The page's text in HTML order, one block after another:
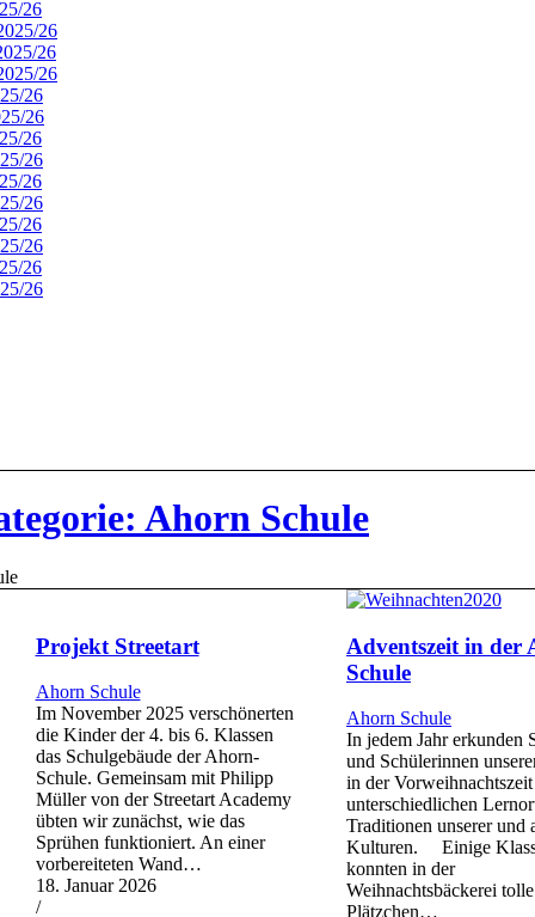
26
26
26
26
26
26
26
26
26
26
26
26
26
26
Ahorn Schule
Projekt Streetart
Ahorn Schule
Im November 2025 verschönerten
die Kinder der 4. bis 6. Klassen
das Schulgebäude der Ahorn-
Schule. Gemeinsam mit Philipp
Müller von der Streetart Academy
übten wir zunächst, wie das
Sprühen funktioniert. An einer
vorbereiteten Wand…
18. Januar 2026
/
Adventszeit in der
Schule
Ahorn Schule
In jedem Jahr erkunden
und Schülerinnen
in der
unterschiedlichen
Traditionen unserer und
Kulturen. Einige
konnten in der
Weihnachtsbäckerei tolle
Plätzchen…